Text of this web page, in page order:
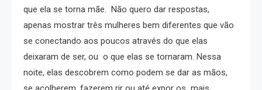
que ela se torna mãe. Não quero dar respostas,
apenas mostrar três mulheres bem diferentes que vão
se conectando aos poucos através do que elas
deixaram de ser, ou o que elas se tornaram. Nessa
noite, elas descobrem como podem se dar as mãos,